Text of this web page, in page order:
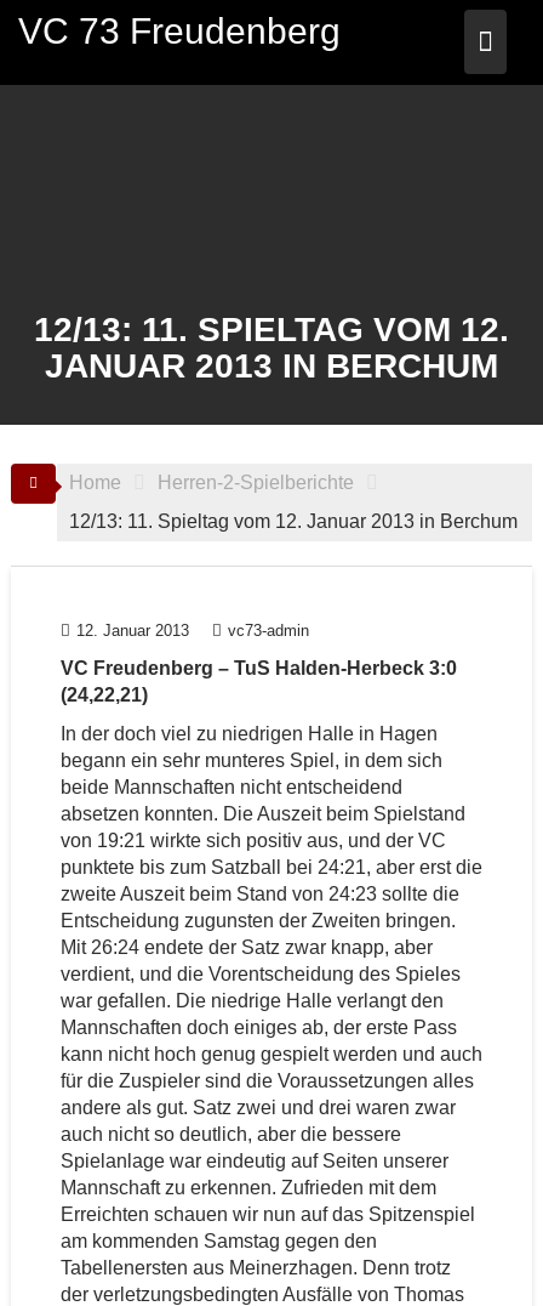
VC 73 Freudenberg
12/13: 11. SPIELTAG VOM 12.
JANUAR 2013 IN BERCHUM
Home
Herren-2-Spielberichte
12/13: 11. Spieltag vom 12. Januar 2013 in Berchum
12. Januar 2013 vc73-admin
VC Freudenberg – TuS Halden-Herbeck 3:0
(24,22,21)
In der doch viel zu niedrigen Halle in Hagen
begann ein sehr munteres Spiel, in dem sich
beide Mannschaften nicht entscheidend
absetzen konnten. Die Auszeit beim Spielstand
von 19:21 wirkte sich positiv aus, und der VC
punktete bis zum Satzball bei 24:21, aber erst die
zweite Auszeit beim Stand von 24:23 sollte die
Entscheidung zugunsten der Zweiten bringen.
Mit 26:24 endete der Satz zwar knapp, aber
verdient, und die Vorentscheidung des Spieles
war gefallen. Die niedrige Halle verlangt den
Mannschaften doch einiges ab, der erste Pass
kann nicht hoch genug gespielt werden und auch
für die Zuspieler sind die Voraussetzungen alles
andere als gut. Satz zwei und drei waren zwar
auch nicht so deutlich, aber die bessere
Spielanlage war eindeutig auf Seiten unserer
Mannschaft zu erkennen. Zufrieden mit dem
Erreichten schauen wir nun auf das Spitzenspiel
am kommenden Samstag gegen den
Tabellenersten aus Meinerzhagen. Denn trotz
der verletzungsbedingten Ausfälle von Thomas